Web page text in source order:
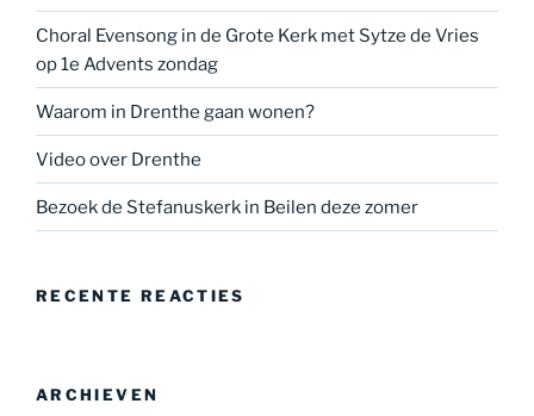
Choral Evensong in de Grote Kerk met Sytze de Vries
op 1e Advents zondag
Waarom in Drenthe gaan wonen?
Video over Drenthe
Bezoek de Stefanuskerk in Beilen deze zomer
RECENTE REACTIES
ARCHIEVEN